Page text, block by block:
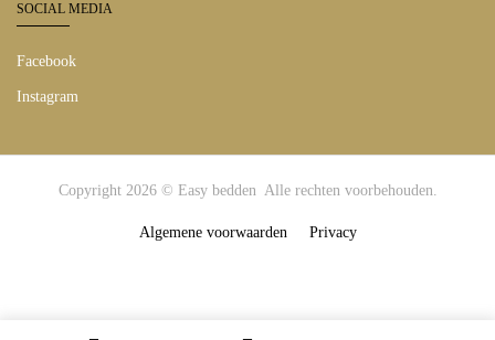
SOCIAL MEDIA
Facebook
Instagram
Copyright 2026 © Easy bedden Alle rechten voorbehouden.
Algemene voorwaarden Privacy